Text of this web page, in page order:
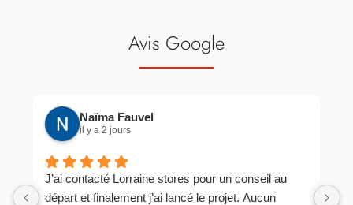
Avis Google
Naïma Fauvel
il y a 2 jours
J’ai contacté Lorraine stores pour un conseil au
départ et finalement j’ai lancé le projet. Aucun